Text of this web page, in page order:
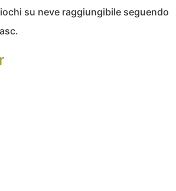
su neve raggiungibile seguendo